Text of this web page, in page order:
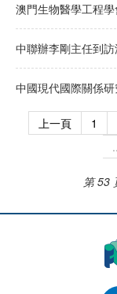
澳門生物醫學工程
中聯辦李剛主任到
中國現代國際關係
上一頁 1
第 53